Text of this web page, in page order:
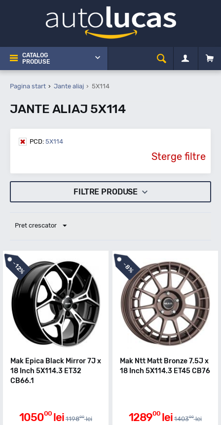
CATALOG
PRODUSE
Pagina start Jante aliaj 5X114
JANTE ALIAJ 5X114
PCD: 5X114
Sterge filtre
FILTRE PRODUSE
Pret crescator
-12%
Mak Epica Black Mirror 7J x
18 Inch 5X114.3 ET32
CB66.1
105000 lei 119800 lei
-
8%
Mak Ntt Matt Bronze 7.5J x
18 Inch 5X114.3 ET45 CB76
128900 lei 140300 lei